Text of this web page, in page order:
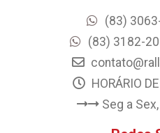
(83)
(83) 3182-
HORÁRIO
Seg a